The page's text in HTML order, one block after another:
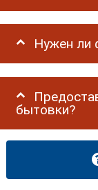
Нужен ли
бытовки?